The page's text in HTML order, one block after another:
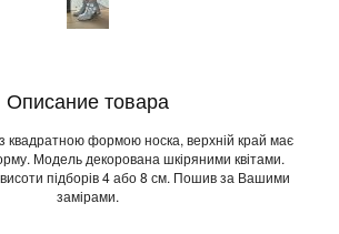
Описание товара
квадратною формою носка, верхній край має
Модель декорована шкіряними квітами.
підборів 4 або 8 см. Пошив за Вашими
замірами.